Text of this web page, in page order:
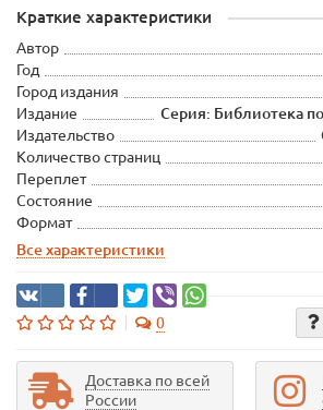
Краткие характеристики
Автор
Год
Город издания
Издание
Серия: Библиотека
Издательство
Количество страниц
Переплет
Состояние
Формат
Все характеристики
0
Доставка по всей
России